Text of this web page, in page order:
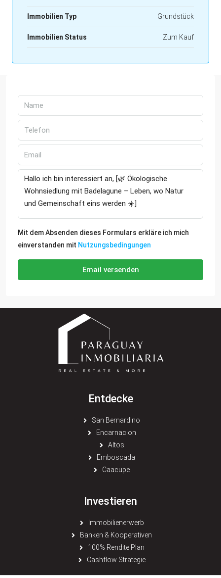
Immobilien Typ Grundstück
Immobilien Status Zum Kauf
Mit dem Absenden dieses Formulars erkläre ich mich
einverstanden mit Nutzungsbedingungen
Email versenden
Entdecke
San Bernardino
Encarnacion
Altos
Emboscada
Caacupe
Investieren
Immobilienerwerb
Banken & Kooperativen
100% Rendite Plan
Cashflow Strategie